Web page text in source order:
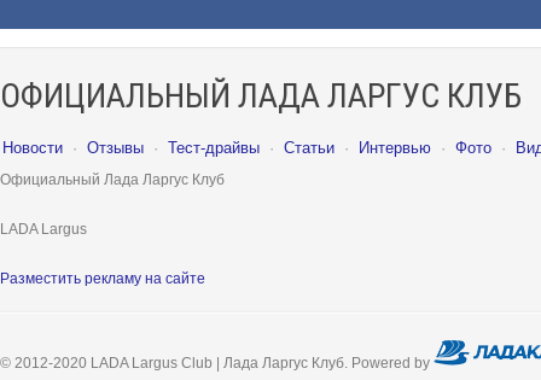
ОФИЦИАЛЬНЫЙ ЛАДА ЛАРГУС КЛУБ
Новости · Отзывы · Тест-драйвы · Статьи · Интервью · Фото ·
Официальный Лада Ларгус Клуб
LADA Largus
Разместить рекламу на сайте
© 2012-2020 LADA Largus Club | Лада Ларгус Клуб. Powered by